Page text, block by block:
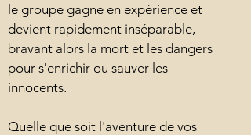
le groupe gagne en expérience et
devient rapidement inséparable,
bravant alors la mort et les dangers
pour s'enrichir ou sauver les
innocents.
Quelle que soit l'aventure de vos